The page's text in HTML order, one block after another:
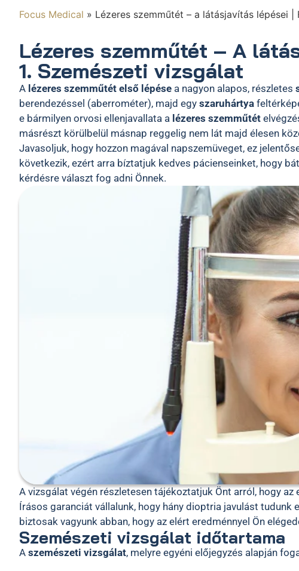
Focus Medical » Lézeres szemműtét – a látásjavítás lépései |
Lézeres szemműtét – A
1. Szemészeti vizsgálat
A lézeres szemműtét első lépése a nagyon alapos, részletes
berendezéssel (aberrométer), majd egy szaruhártya
e bármilyen orvosi ellenjavallata a lézeres szemműtét
másrészt körülbelül másnap reggelig nem lát majd élesen
Javasoljuk, hogy hozzon magával napszemüveget, ez
következik, ezért arra bíztatjuk kedves pácienseinket, hogy
kérdésre választ fog adni Önnek.
A vizsgálat végén részletesen tájékoztatjuk Önt arról, hogy
Írásos garanciát vállalunk, hogy hány dioptria javulást tudunk
biztosak vagyunk abban, hogy az elért eredménnyel Ön
Szemészeti vizsgálat időtartama
A szemészeti vizsgálat, melyre egyéni előjegyzés alapján